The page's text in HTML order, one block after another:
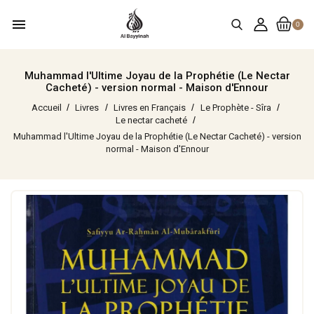
0
menu
Muhammad l'Ultime Joyau de la Prophétie (Le Nectar
Cacheté) - version normal - Maison d'Ennour
Accueil Livres Livres en Français
Le Prophète - Sîra
Le nectar cacheté
Muhammad l'Ultime Joyau de la Prophétie (Le Nectar Cacheté) - version
normal - Maison d'Ennour